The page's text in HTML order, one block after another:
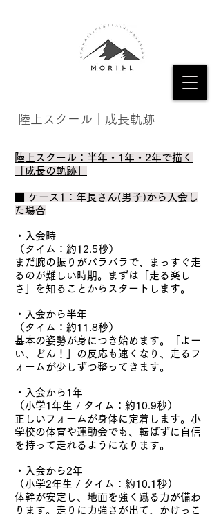
​陸上スクール｜成長軌跡
陸上スクール：半年・1年・2年で描く
「成長の軌跡」
■ ケース1：年長さん(男子)から入会し
た場合
・入会時
（タイム：約12.5秒）
まだ腕の振りがバラバラで、まっすぐ走
るのが難しい時期。まずは「走る楽し
さ」を知ることからスタートします。
・入会から半年
（タイム：約11.8秒）
基本の姿勢が身につき始めます。「よー
い、どん！」の反応も速くなり、走るフ
ォームが少しずつ整ってきます。
・入会から1年
（小学1年生 / タイム：約10.9秒）
正しいフォームが身体に定着します。小
学校の体育や運動会でも、転ばずに自信
を持って走れるようになります。
・入会から2年
（小学2年生 / タイム：約10.1秒）
体幹が安定し、地面を強く蹴る力が備わ
ります。走りに力強さが出て、かけっこ